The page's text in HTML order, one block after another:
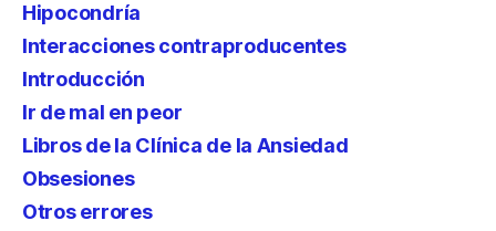
Hipocondría
Interacciones contraproducentes
Introducción
Ir de mal en peor
Libros de la Clínica de la Ansiedad
Obsesiones
Otros errores